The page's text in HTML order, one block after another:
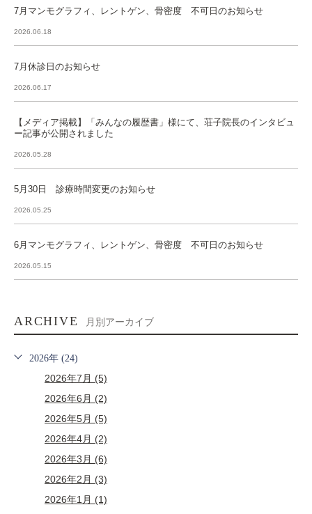
7月マンモグラフィ、レントゲン、骨密度 不可日のお知らせ
2026.06.18
7月休診日のお知らせ
2026.06.17
【メディア掲載】「みんなの履歴書」様にて、荘子院長のインタビュ
ー記事が公開されました
2026.05.28
5月30日 診療時間変更のお知らせ
2026.05.25
6月マンモグラフィ、レントゲン、骨密度 不可日のお知らせ
2026.05.15
ARCHIVE 月別アーカイブ
2026年 (24)
2026年7月 (5)
2026年6月 (2)
2026年5月 (5)
2026年4月 (2)
2026年3月 (6)
2026年2月 (3)
2026年1月 (1)